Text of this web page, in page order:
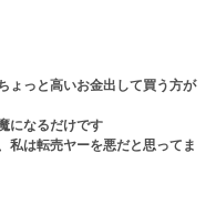
ょっと高いお金出して買う方が
になるだけです
私は転売ヤーを悪だと思ってま